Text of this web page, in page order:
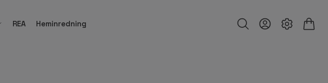
REA Heminredning